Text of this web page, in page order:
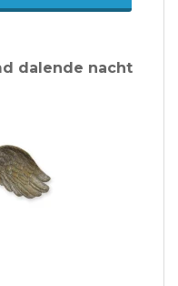
dalende nacht